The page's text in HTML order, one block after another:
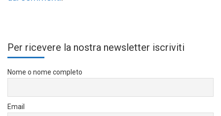
Per ricevere la nostra newsletter iscriviti
Nome o nome completo
Email